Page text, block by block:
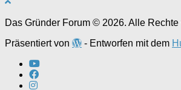
Das Gründer Forum © 2026. Alle Rechte
Präsentiert von
- Entworfen mit dem